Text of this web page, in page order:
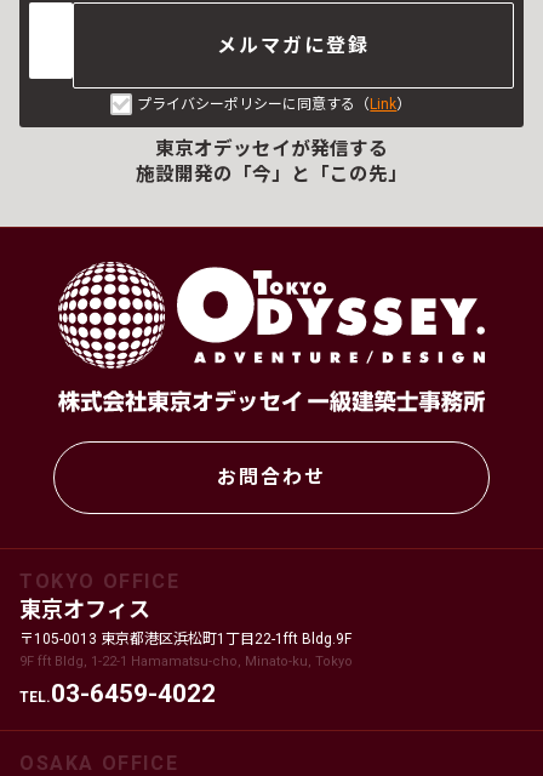
メルマガに登録
プライバシーポリシーに同意する（Link）
東京オデッセイが発信する
施設開発の「今」と「この先」
お問合わせ
TOKYO OFFICE
東京オフィス
〒105-0013 東京都港区浜松町1丁目22-1fft Bldg.9F
9F fft Bldg, 1-22-1 Hamamatsu-cho, Minato-ku, Tokyo
TEL.03-6459-4022
OSAKA OFFICE